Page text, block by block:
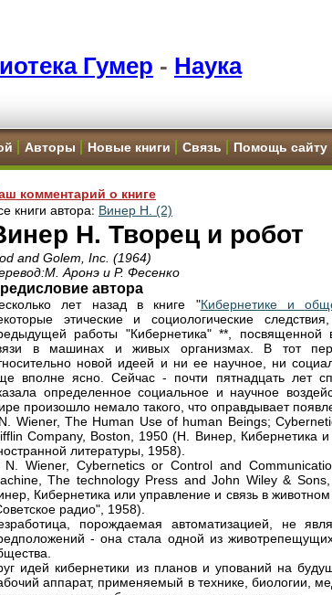
Гумер - Наука
Авторы Новые книги Связь Помощь сайту
комментарий о книге
книги автора: Винер Н. (2)
Н. Творец и робот
and Golem, Inc. (1964)
Аронэ и Р. Фесенко
автора
лет назад в книге "Кибернетике и
этические и социологические
работы "Кибернетика" **, посвященной
в машинах и живых организмах. В тот
новой идеей и ни ее научное, ни
вполне ясно. Сейчас - почти пятнадцать лет
определенное социальное и научное
произошло немало такого, что оправдывает
Wiener, The Human Use of human Beings;
Company, Boston, 1950 (Н. Винер, Кибернетика и
литературы, 1958).
N. Wiener, Cybernetics or Control and
The technology Press and John Wiley &
Кибернетика или управление и связь в
радио", 1958).
порождаемая автоматизацией, не
- она стала одной из
идей кибернетики из планов и упований на
аппарат, применяемый в технике, биологии,